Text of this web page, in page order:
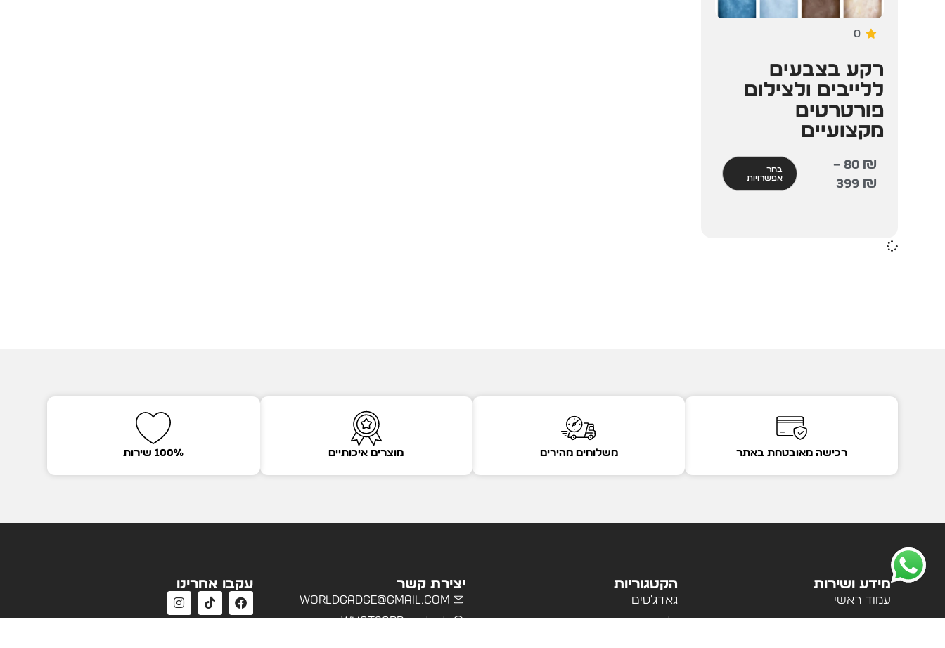
0
רקע בצבעים
ללייבים ולצילום
פורטרטים
מקצועיים
80 ₪
–
399 ₪
בחר
אפשרויות
רכישה מאובטחת באתר משלוחים מהירים מוצרים איכותיים 100% שירות
מידע ושירות
עמוד ראשי
הצהרת נגישות
הקטגוריות
גאדג'טים
ילדים
יצירת קשר
worldgadge@gmail.com
לשליחת WhatsApp
עקבו אחרינו
שעות פתיחה